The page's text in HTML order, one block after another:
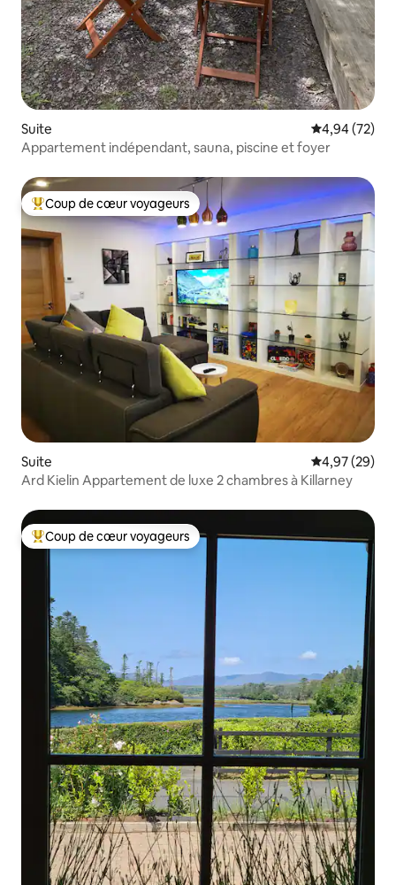
Suite Évaluation
4,94 (72)
Appartement indépendant, sauna, piscine et foyer
Coups de cœur voyageurs les plus appréciés
Coup de cœur voyageurs
Suite Évaluation
4,97 (29)
Ard Kielin Appartement de luxe 2 chambres à Killarney
Coups de cœur voyageurs les plus appréciés
Coup de cœur voyageurs